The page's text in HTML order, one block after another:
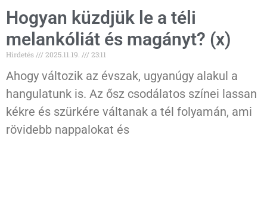
Hogyan küzdjük le a téli
melankóliát és magányt? (x)
Hirdetés 2025.11.19. 23:11
Ahogy változik az évszak, ugyanúgy alakul a
hangulatunk is. Az ősz csodálatos színei lassan
kékre és szürkére váltanak a tél folyamán, ami
rövidebb nappalokat és